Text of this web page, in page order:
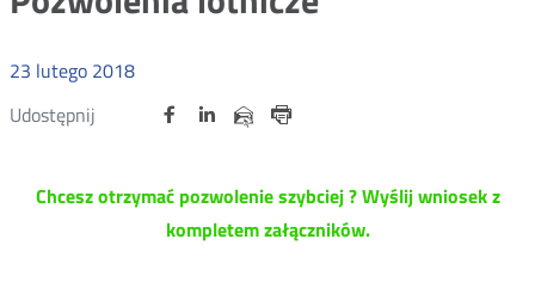
23 lutego 2018
Udostępnij
Udostępnij
Otwórz Udostępnij
na
OtwórzUdostępnij
na
OtwórzUdostępnij
przez
Chcesz otrzymać pozwolenie szybciej ? Wyślij wniosek z
kompletem załączników.